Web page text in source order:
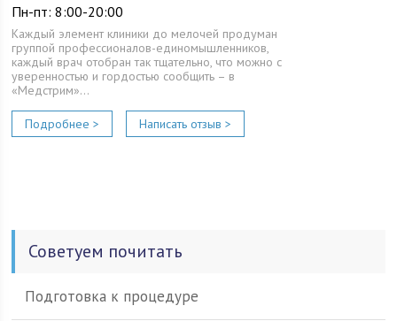
Пн-пт: 8:00-20:00
Каждый элемент клиники до мелочей продуман
группой профессионалов-единомышленников,
каждый врач отобран так тщательно, что можно с
уверенностью и гордостью сообщить – в
«Медстрим»…
Подробнее > Написать отзыв >
Советуем почитать
Подготовка к процедуре